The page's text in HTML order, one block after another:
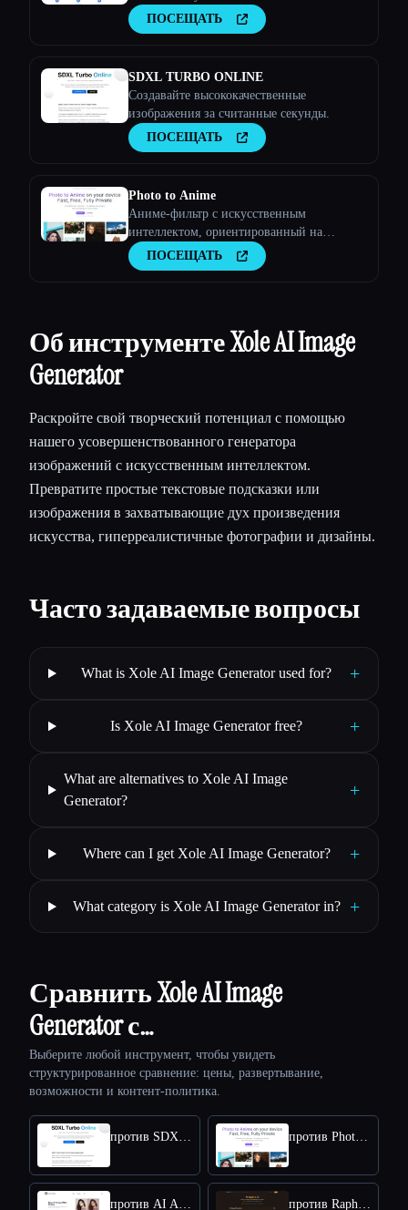
онлайнПОСЕЩАТЬ
SDXL TURBO ONLINE
Создавайте высококачественные
изображения за считанные секунды.
ПОСЕЩАТЬ
Photo to Anime
Аниме-фильтр с искусственным
интеллектом, ориентированный на
конфиденциальность, для хранителей
памяти
ПОСЕЩАТЬ
Об инструменте Xole AI Image
Generator
Раскройте свой творческий потенциал с помощью
нашего усовершенствованного генератора
изображений с искусственным интеллектом.
Превратите простые текстовые подсказки или
изображения в захватывающие дух произведения
искусства, гиперреалистичные фотографии и дизайны.
Часто задаваемые вопросы
What is Xole AI Image Generator used for? +
Is Xole AI Image Generator free? +
What are alternatives to Xole AI Image
Generator?
+
Where can I get Xole AI Image Generator? +
What category is Xole AI Image Generator in? +
Сравнить Xole AI Image
Generator с…
Выберите любой инструмент, чтобы увидеть
структурированное сравнение: цены, развертывание,
возможности и контент-политика.
против SDXL TURBO ONLINE против Photo to Anime
против AI Anime Filter против Raphael AI